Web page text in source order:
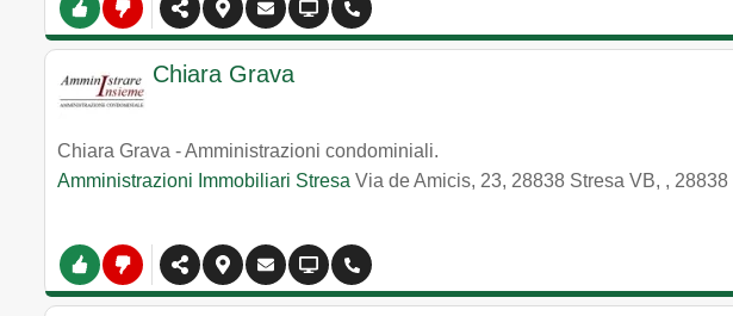
Chiara Grava
Chiara Grava - Amministrazioni condominiali.
Amministrazioni Immobiliari Stresa Via de Amicis, 23, 28838 Stresa VB, , 28838